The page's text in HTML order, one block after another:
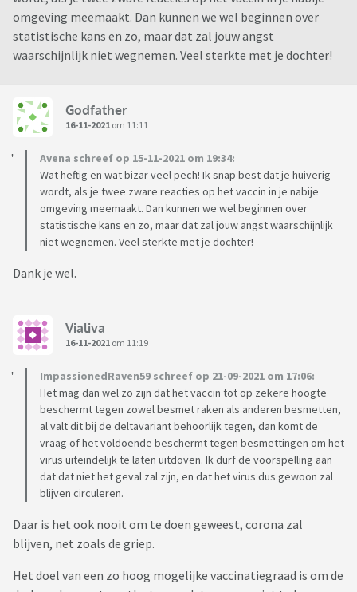
omgeving meemaakt. Dan kunnen we wel beginnen over
statistische kans en zo, maar dat zal jouw angst
waarschijnlijk niet wegnemen. Veel sterkte met je dochter!
Godfather
16-11-2021 om 11:11
Avena schreef op 15-11-2021 om 19:34:
Wat heftig en wat bizar veel pech! Ik snap best dat je huiverig
wordt, als je twee zware reacties op het vaccin in je nabije
omgeving meemaakt. Dan kunnen we wel beginnen over
statistische kans en zo, maar dat zal jouw angst waarschijnlijk
niet wegnemen. Veel sterkte met je dochter!
Dank je wel.
Vialiva
16-11-2021 om 11:19
ImpassionedRaven59 schreef op 21-09-2021 om 17:06:
Het mag dan wel zo zijn dat het vaccin tot op zekere hoogte
beschermt tegen zowel besmet raken als anderen besmetten,
al valt dit bij de deltavariant behoorlijk tegen, dan komt de
vraag of het voldoende beschermt tegen besmettingen om het
virus uiteindelijk te laten uitdoven. Ik durf de voorspelling aan
dat dat niet het geval zal zijn, en dat het virus dus gewoon zal
blijven circuleren.
Daar is het ook nooit om te doen geweest, corona zal
blijven, net zoals de griep.
Het doel van een zo hoog mogelijke vaccinatiegraad is om de